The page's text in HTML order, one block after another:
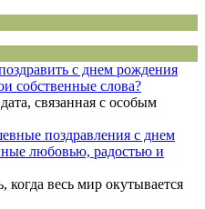
с днем рождения
собственные слова?
связанная с особым
поздравления с днем
любовью, радостью и
когда весь мир окутывается